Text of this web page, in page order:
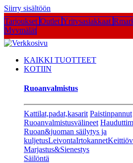
Siirry sisältöön
Tarjoukset Outlet Yritysasiakkaat
Myymälät
KAIKKI TUOTTEET
KOTIIN
Ruoanvalmistus
Kattilat,padat,kasarit Paistinpannut
Ruoanvalmistusvälineet
Ruoan&juoman säilytys ja
kuljetusLeivontaIrtokannet
Marjastus&Sienestys
Säilöntä